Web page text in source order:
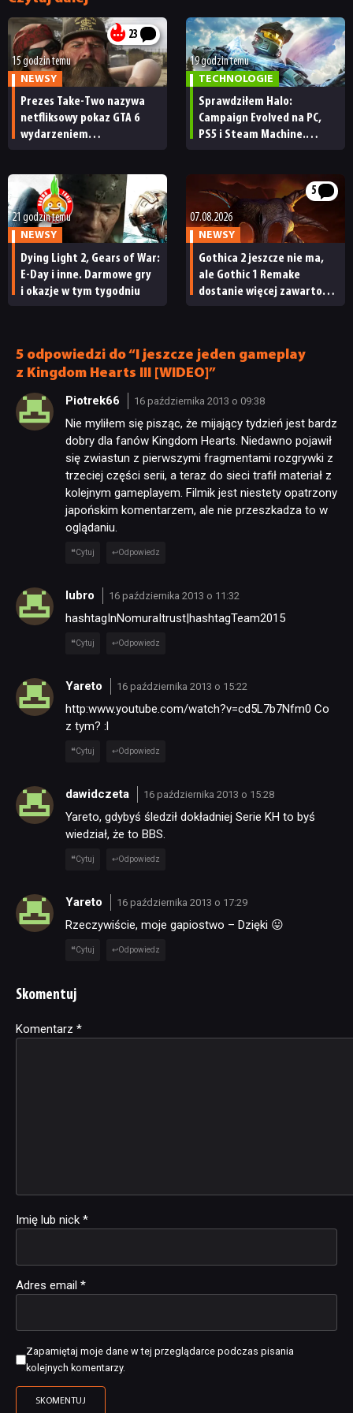
TECHNOLOGIE
DYSKUSJE
SKLEP
23
15 godzin temu
NEWSY
Prezes Take-Two nazywa
netfliksowy pokaz GTA 6
wydarzeniem
ma subskrybentów
19 godzin temu
TECHNOLOGIE
Sprawdziłem Halo:
Campaign Evolved na PC,
PS5 i Steam Machine.
[RECENZJA TECHNICZNA]
21 godzin temu
NEWSY
Dying Light 2, Gears of War:
E-Day i inne. Darmowe gry
i okazje w tym tygodniu
5
07.08.2026
NEWSY
Gothica 2 jeszcze nie ma,
ale Gothic 1 Remake
dostanie więcej zawartości.
5 odpowiedzi do “I jeszcze jeden gameplay
z Kingdom Hearts III [WIDEO]”
Piotrek66 16 października 2013 o 09:38
Nie myliłem się pisząc, że mijający tydzień jest bardz
dobry dla fanów Kingdom Hearts. Niedawno pojawił
się zwiastun z pierwszymi fragmentami rozgrywki z
trzeciej części serii, a teraz do sieci trafił materiał z
kolejnym gameplayem. Filmik jest niestety opatrzony
japońskim komentarzem, ale nie przeszkadza to w
oglądaniu.
Cytuj Odpowiedz
lubro 16 października 2013 o 11:32
hashtagInNomuraItrust|hashtagTeam2015
Cytuj Odpowiedz
Yareto 16 października 2013 o 15:22
http:www.youtube.com/watch?v=cd5L7b7Nfm0 Co
z tym? :l
Cytuj Odpowiedz
dawidczeta 16 października 2013 o 15:28
Yareto, gdybyś śledził dokładniej Serie KH to byś
wiedział, że to BBS.
Cytuj Odpowiedz
Yareto 16 października 2013 o 17:29
Rzeczywiście, moje gapiostwo – Dzięki 😛
Cytuj Odpowiedz
Skomentuj
Komentarz *
Imię lub nick *
Adres email *
Zapamiętaj moje dane w tej przeglądarce podczas pisania
kolejnych komentarzy.
Alternative: